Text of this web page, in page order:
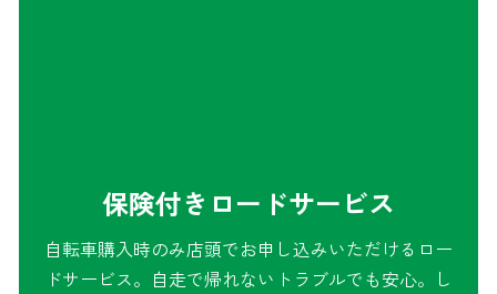
保険付きロードサービス
自転車購入時のみ店頭でお申し込みいただけるロー
ドサービス。自走で帰れないトラブルでも安心。し